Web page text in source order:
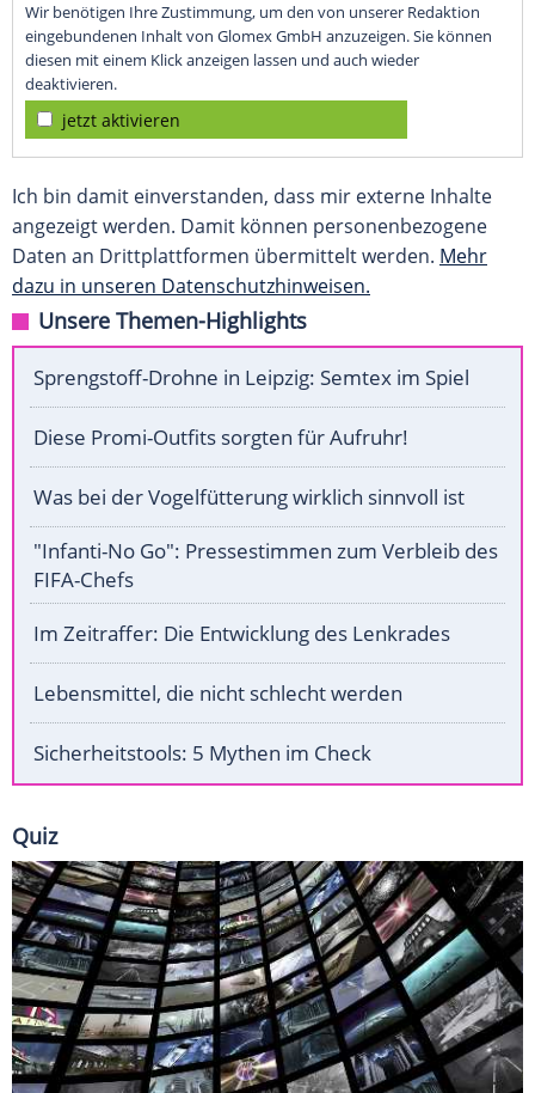
Wir benötigen Ihre Zustimmung, um den von unserer Redaktion
eingebundenen Inhalt von Glomex GmbH anzuzeigen. Sie können
diesen mit einem Klick anzeigen lassen und auch wieder
deaktivieren.
jetzt aktivieren
Ich bin damit einverstanden, dass mir externe Inhalte
angezeigt werden. Damit können personenbezogene
Daten an Drittplattformen übermittelt werden. Mehr
dazu in unseren Datenschutzhinweisen.
Unsere Themen-Highlights
Sprengstoff-Drohne in Leipzig: Semtex im Spiel
Diese Promi-Outfits sorgten für Aufruhr!
Was bei der Vogelfütterung wirklich sinnvoll ist
"Infanti-No Go": Pressestimmen zum Verbleib des
FIFA-Chefs
Im Zeitraffer: Die Entwicklung des Lenkrades
Lebensmittel, die nicht schlecht werden
Sicherheitstools: 5 Mythen im Check
Quiz